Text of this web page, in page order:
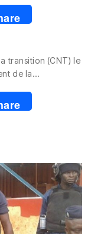
transition (CNT) le
de la…